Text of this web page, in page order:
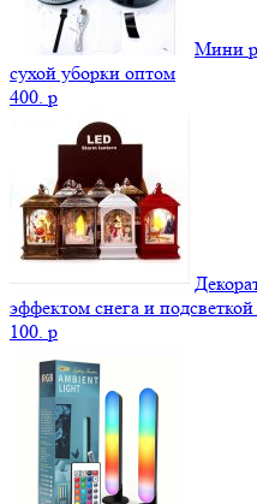
Мини
сухой уборки оптом
400. p
эффектом снега и
100. p